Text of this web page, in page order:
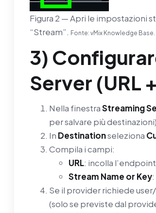
Figura 2 — Apri le impostazioni
“Stream”. Fonte: vMix Knowledge Base.
3)
Server (URL
Nella finestraStreaming
per salvare più
In Destinationseleziona
Compila i campi:
URL: incolla
Stream Name or Key
Se il provider richiede
(solo se previste dal